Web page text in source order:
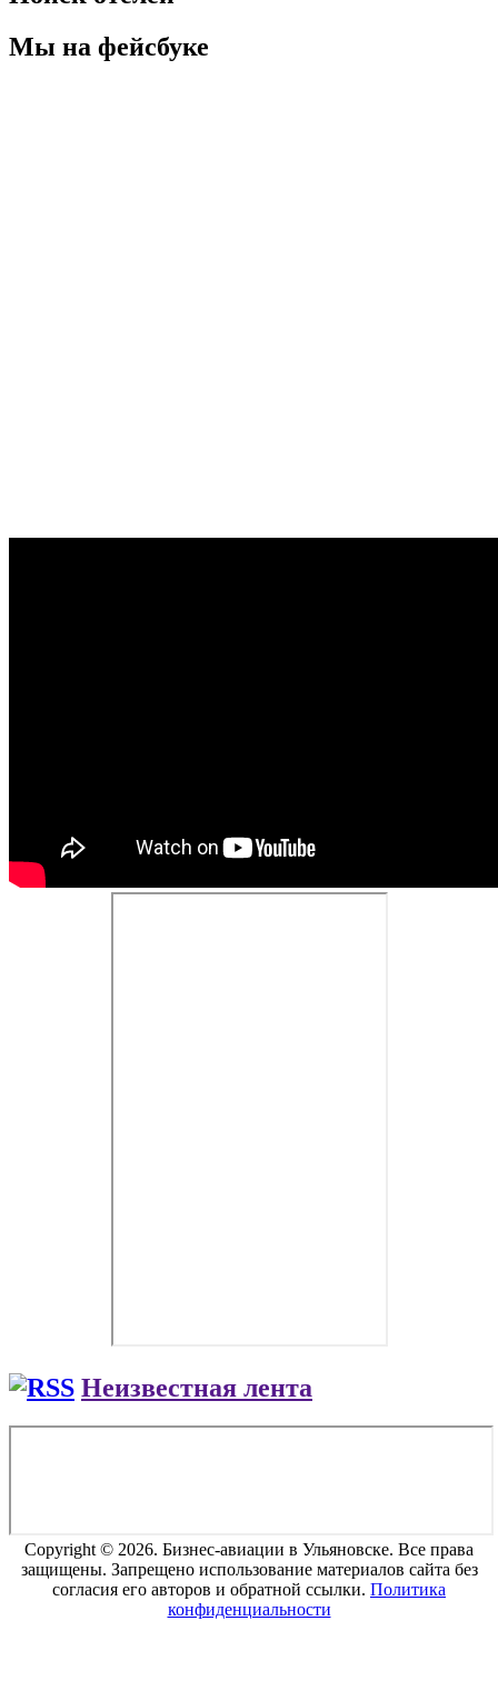
Мы на фейсбуке
Неизвестная лента
Copyright © 2026. Бизнес-авиации в Ульяновске. Все права
защищены. Запрещено использование материалов сайта без
согласия его авторов и обратной ссылки. Политика
конфиденциальности